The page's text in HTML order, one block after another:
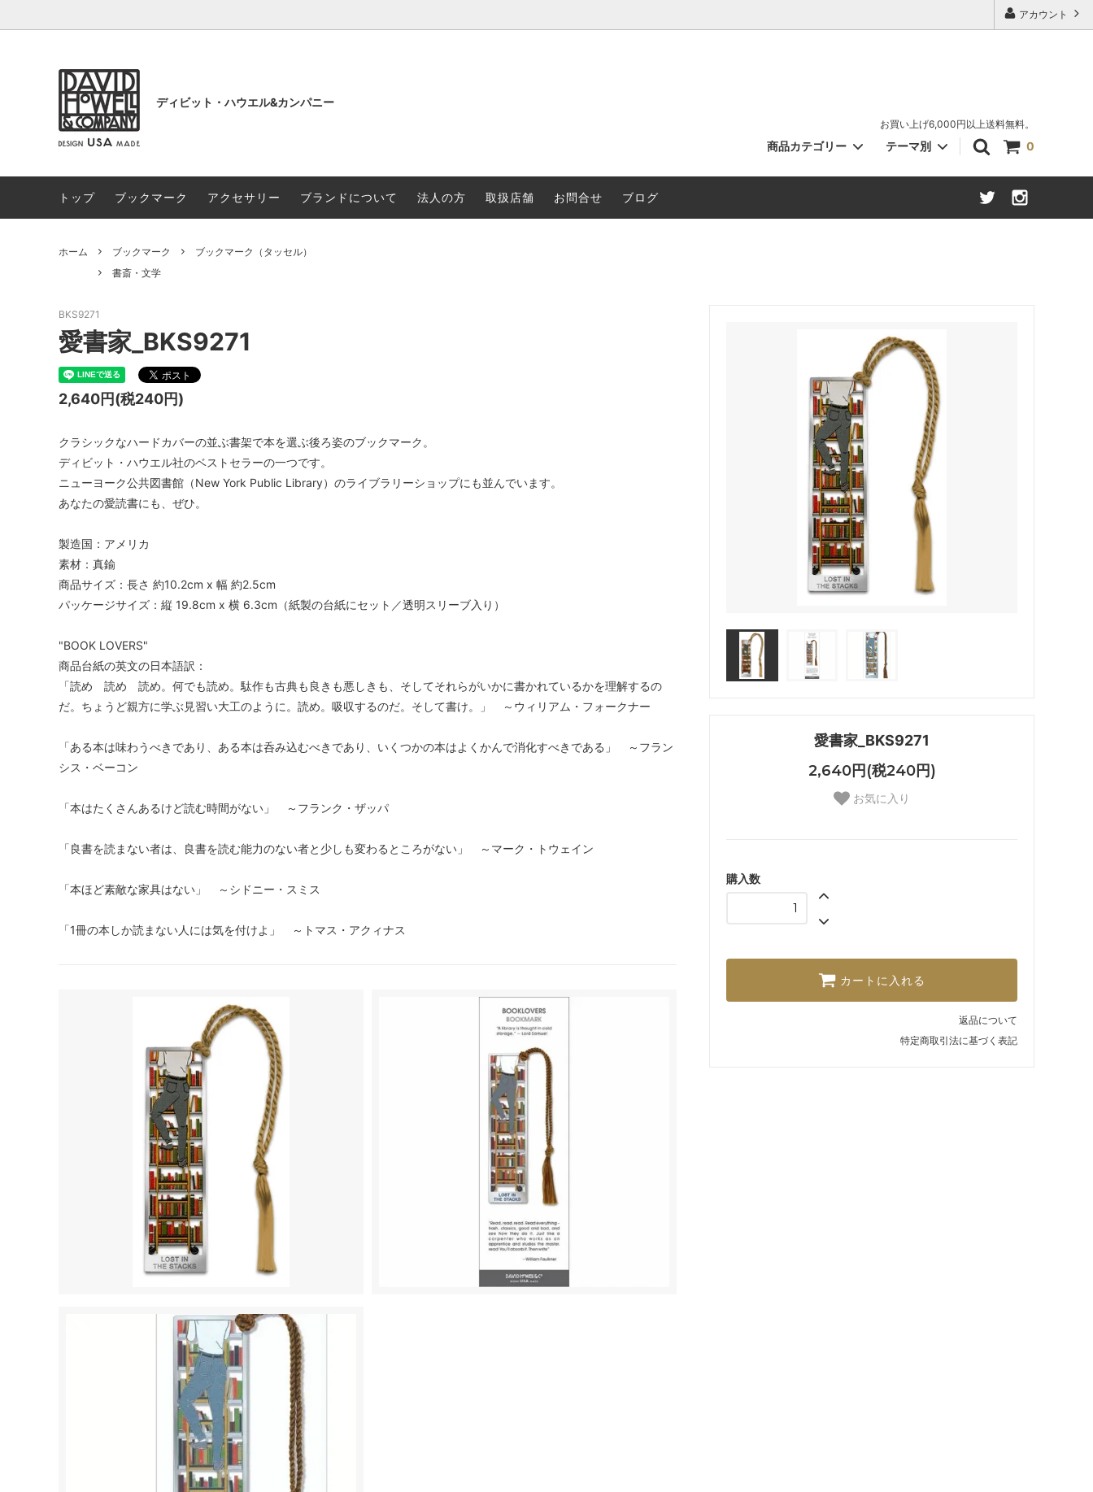
アカウント
ディビット・ハウエル&カンパニー
お買い上げ6,000円以上送料無料。
0
商品カテゴリー
ブックマーク アクセサリー
テーマ別
NEW！ フランク・ロイド・ライト 浮世絵
アート
日本画・水墨画・新版画
トップ ブックマーク アクセサリー ブランドについて 法人の方 取扱店舗 お問合せ ブログ
ホーム ブックマーク
ブックマーク（タッセル）
書斎・文学
愛書家_BKS9271
2,640円(税240円)
お気に入り
購入数
カートに入れる
返品について
特定商取引法に基づく表記
BKS9271
愛書家_BKS9271
2,640円(税240円)
クラシックなハードカバーの並ぶ書架で本を選ぶ後ろ姿のブックマーク。
ディビット・ハウエル社のベストセラーの一つです。
ニューヨーク公共図書館（New York Public Library）のライブラリーショップにも並んでいます。
あなたの愛読書にも、ぜひ。
製造国：アメリカ
素材：真鍮
商品サイズ：長さ 約10.2cm x 幅 約2.5cm
パッケージサイズ：縦 19.8cm x 横 6.3cm（紙製の台紙にセット／透明スリーブ入り）
"BOOK LOVERS"
商品台紙の英文の日本語訳：
「読め 読め 読め。何でも読め。駄作も古典も良きも悪しきも、そしてそれらがいかに書かれているかを理解するの
だ。ちょうど親方に学ぶ見習い大工のように。読め。吸収するのだ。そして書け。」 ～ウィリアム・フォークナー
「ある本は味わうべきであり、ある本は呑み込むべきであり、いくつかの本はよくかんで消化すべきである」 ～フラン
シス・ベーコン
「本はたくさんあるけど読む時間がない」 ～フランク・ザッパ
「良書を読まない者は、良書を読む能力のない者と少しも変わるところがない」 ～マーク・トウェイン
「本ほど素敵な家具はない」 ～シドニー・スミス
「1冊の本しか読まない人には気を付けよ」 ～トマス・アクィナス